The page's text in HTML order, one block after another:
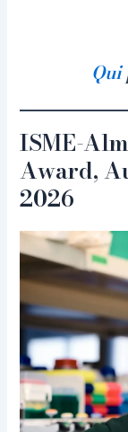
Qui
ISME-
Award,
2026